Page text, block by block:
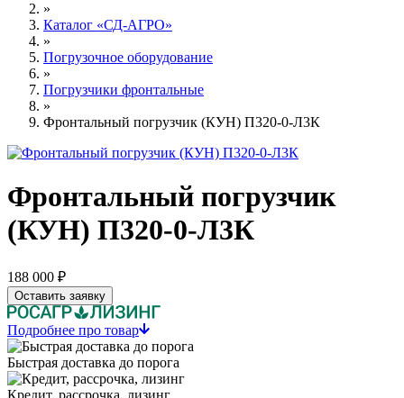
Главная
»
Каталог «СД-АГРО»
»
Погрузочное оборудование
»
Погрузчики фронтальные
»
Фронтальный погрузчик
(КУН) П320-0-Л3К
188 000 ₽
Оставить заявку
Подробнее про товар
Быстрая доставка до порога